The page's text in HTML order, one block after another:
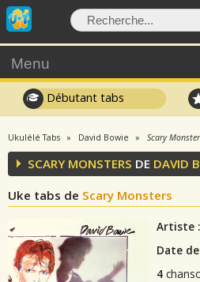
Menu
Débutant tabs
Ukulélé Tabs David Bowie Scary
SCARY MONSTERS DE DAVID
Uke tabs de Scary Monsters
Artiste :
Date
4